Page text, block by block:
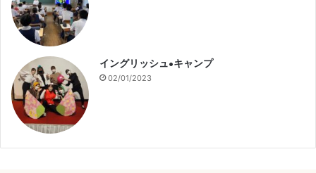
イングリッシュ•キャンプ
02/01/2023